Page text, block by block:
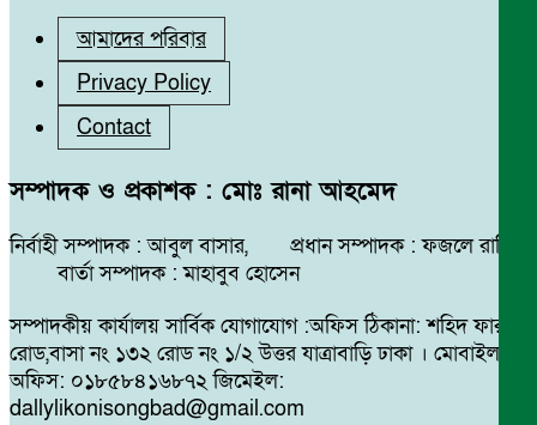
আমাদের পরিবার
Privacy Policy
Contact
সম্পাদক ও প্রকাশক : মোঃ রানা আহমেদ
নির্বাহী সম্পাদক : আবুল বাসার, প্রধান সম্পাদক : ফজলে রাব্বি
বার্তা সম্পাদক : মাহাবুব হোসেন
সম্পাদকীয় কার্যালয় সার্বিক যোগাযোগ :অফিস ঠিকানা: শহিদ ফারুক
রোড,বাসা নং ১৩২ রোড নং ১/২ উত্তর যাত্রাবাড়ি ঢাকা । মোবাইল
অফিস: ০১৮৫৮৪১৬৮৭২ জিমেইল:
dallylikonisongbad@gmail.com